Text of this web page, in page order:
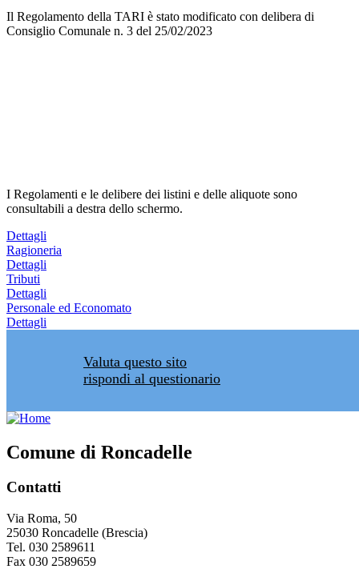
Il Regolamento della TARI è stato modificato con delibera di
Consiglio Comunale n. 3 del 25/02/2023
I Regolamenti e le delibere dei listini e delle aliquote sono
consultabili a destra dello schermo.
Dettagli
Ragioneria
Dettagli
Tributi
Dettagli
Personale ed Economato
Dettagli
Valuta questo sito
rispondi al questionario
Comune di Roncadelle
Contatti
Via Roma, 50
25030 Roncadelle (Brescia)
Tel. 030 2589611
Fax 030 2589659